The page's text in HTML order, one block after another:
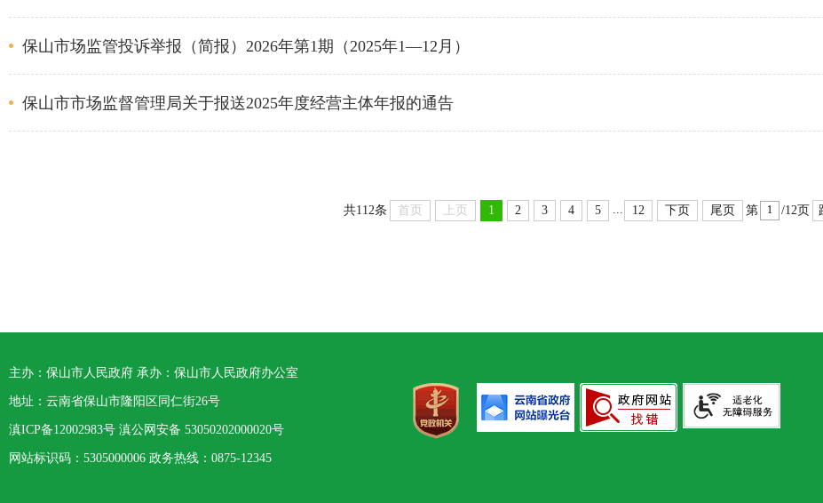
保山市场监管投诉举报（简报）2026年第1期（2025年1—12月）
保山市市场监督管理局关于报送2025年度经营主体年报的通告
共112条 首页 上页 1 2 3 4 5 ... 12 下页 尾页 第 /12页
主办：保山市人民政府 承办：保山市人民政府办公室
地址：云南省保山市隆阳区同仁街26号
滇ICP备12002983号 滇公网安备 53050202000020号
网站标识码：5305000006 政务热线：0875-12345